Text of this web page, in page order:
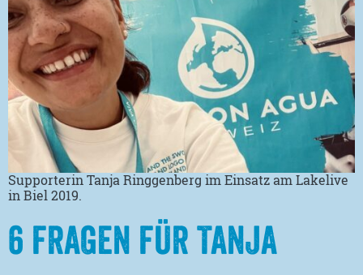
Supporterin Tanja Ringgenberg im Einsatz am Lakelive
in Biel 2019.
6 FRAGEN FÜR TANJA